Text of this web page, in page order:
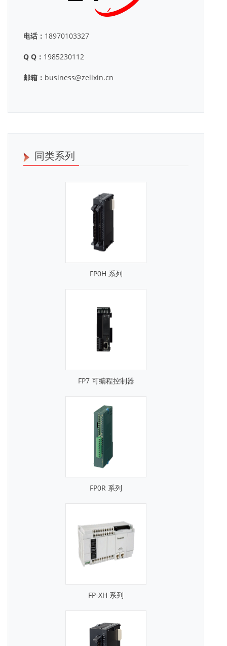
电话： 18970103327
Q Q： 1985230112
邮箱： business@zelixin.cn
同类系列
FP0H 系列
FP7 可编程控制器
FP0R 系列
FP-XH 系列